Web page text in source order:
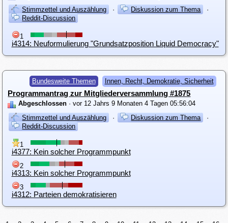
Stimmzettel und Auszählung
· Diskussion zum Thema
·
Reddit-Discussion
1
i4314: Neuformulierung "Grundsatzposition Liquid Democracy"
Bundesweite Themen Innen, Recht, Demokratie, Sicherheit
Programmantrag zur Mitgliederversammlung #1875
Abgeschlossen · vor 12 Jahrs 9 Monaten 4 Tagen 05:56:04
Stimmzettel und Auszählung
· Diskussion zum Thema
·
Reddit-Discussion
1
i4377: Kein solcher Programmpunkt
2
i4313: Kein solcher Programmpunkt
3
i4312: Parteien demokratisieren